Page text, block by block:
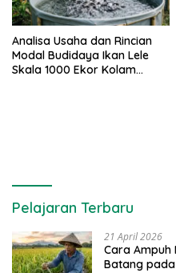
Analisa Usaha dan Rincian
Modal Budidaya Ikan Lele
Skala 1000 Ekor Kolam
Pelajaran Terbaru
21 April 2026
Cara Ampuh
Batang